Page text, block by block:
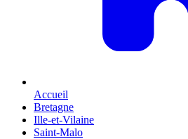
Accueil
Bretagne
Ille-et-Vilaine
Saint-Malo